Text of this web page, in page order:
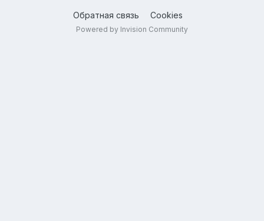
Обратная связь Cookies
Powered by Invision Community